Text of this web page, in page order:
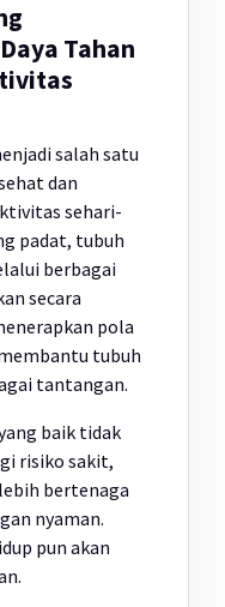
Tahan
salah satu
dan
sehari-
padat, tubuh
berbagai
secara
pola
tubuh
tantangan.
baik tidak
risiko sakit,
bertenaga
nyaman.
pun akan